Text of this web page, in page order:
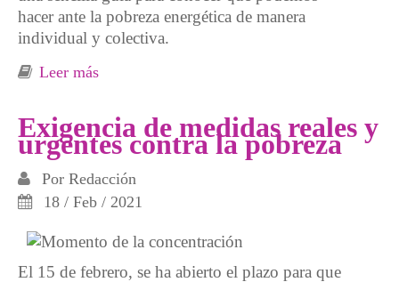
hacer ante la pobreza energética de manera
individual y colectiva.
Leer más
Exigencia de medidas reales y
urgentes contra la pobreza
Por Redacción
18 / Feb / 2021
El 15 de febrero, se ha abierto el plazo para que